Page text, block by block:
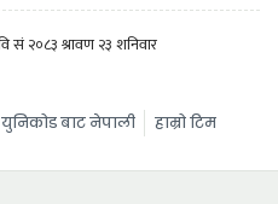
युनिकोड बाट नेपाली हाम्रो टिम